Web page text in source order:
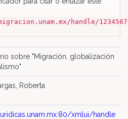
handle/
sobre "Migración, globalización
Roberta
xmlui/handle